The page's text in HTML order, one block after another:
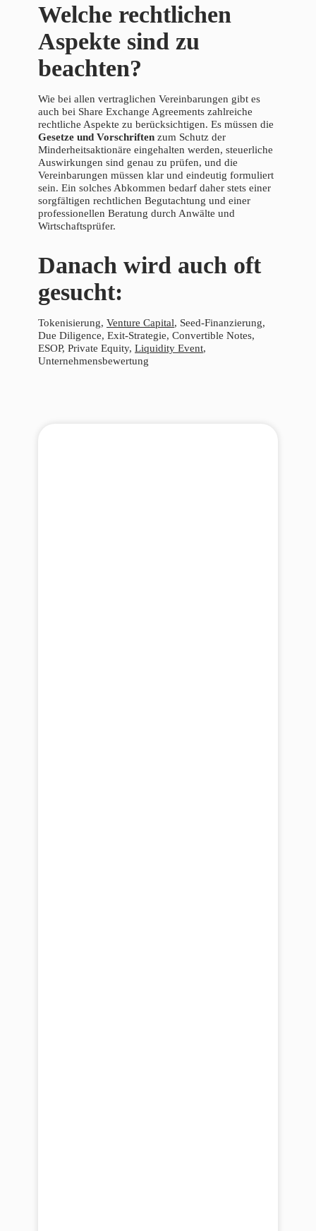
Welche rechtlichen
Aspekte sind zu
beachten?
Wie bei allen vertraglichen Vereinbarungen gibt es
auch bei Share Exchange Agreements zahlreiche
rechtliche Aspekte zu berücksichtigen. Es müssen die
Gesetze und Vorschriften zum Schutz der
Minderheitsaktionäre eingehalten werden, steuerliche
Auswirkungen sind genau zu prüfen, und die
Vereinbarungen müssen klar und eindeutig formuliert
sein. Ein solches Abkommen bedarf daher stets einer
sorgfältigen rechtlichen Begutachtung und einer
professionellen Beratung durch Anwälte und
Wirtschaftsprüfer.
Danach wird auch oft
gesucht:
Tokenisierung, Venture Capital, Seed-Finanzierung,
Due Diligence, Exit-Strategie, Convertible Notes,
ESOP, Private Equity, Liquidity Event,
Unternehmensbewertung